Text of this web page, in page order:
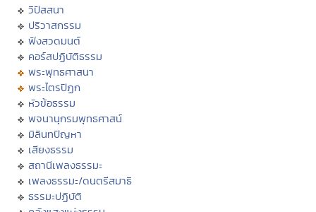
วิปัสสนา
ปริวาสกรรม
ฟังสวดมนต์
คอร์สปฏิบัติธรรม
พระพุทธศาสนา
พระไตรปิฏก
หัวข้อธรรม
พจนานุกรมพุทธศาสน์
มิลินทปัญหา
เสียงธรรม
สถานีเพลงธรรมะ
เพลงธรรมะ/ดนตรีสมาธิ
ธรรมะปฏิบัติ